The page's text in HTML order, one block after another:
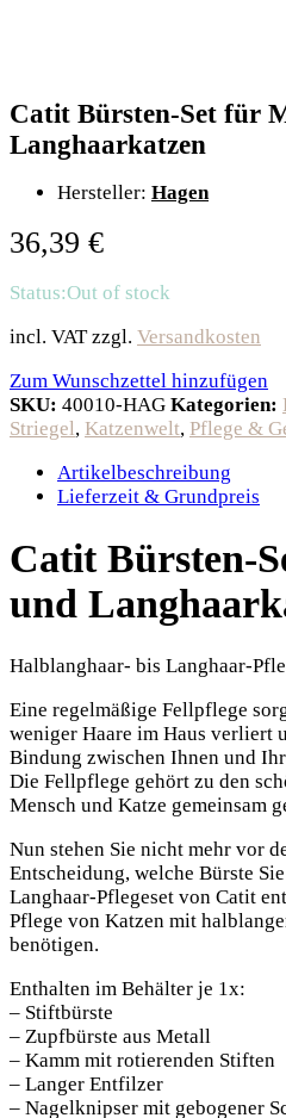
Catit Bürsten-Set für
Langhaarkatzen
Hersteller: Hagen
36,39 €
Status:Out of stock
incl. VAT zzgl. Versandkosten
Zum Wunschzettel hinzufügen
SKU: 40010-HAG Kategorien:
Striegel, Katzenwelt, Pflege &
Artikelbeschreibung
Lieferzeit & Grundpreis
Catit Bürsten-
und
Halblanghaar- bis Langhaar-
Eine regelmäßige Fellpflege
weniger Haare im Haus verliert
Bindung zwischen Ihnen und
Die Fellpflege gehört zu den
Mensch und Katze gemeinsam
Nun stehen Sie nicht mehr vor
Entscheidung, welche Bürste
Langhaar-Pflegeset von Catit
Pflege von Katzen mit
benötigen.
Enthalten im Behälter je 1x:
– Stiftbürste
– Zupfbürste aus Metall
– Kamm mit rotierenden Stiften
– Langer Entfilzer
– Nagelknipser mit gebogener